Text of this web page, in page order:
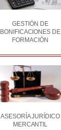
GESTIÓN DE
BONIFICACIONES DE
FORMACIÓN
ASESORÍA JURÍDICO
MERCANTIL